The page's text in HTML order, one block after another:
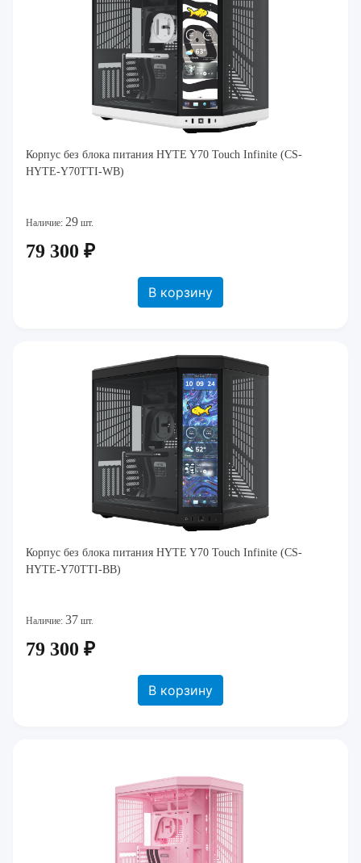
Корпус без блока питания HYTE Y70 Touch Infinite (CS-
HYTE-Y70TTI-WB)
Наличие: 29 шт.
79 300 ₽
В корзину
Корпус без блока питания HYTE Y70 Touch Infinite (CS-
HYTE-Y70TTI-BB)
Наличие: 37 шт.
79 300 ₽
В корзину